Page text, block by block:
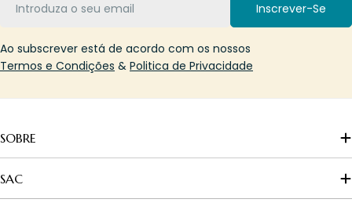
Inscrever-Se
Ao subscrever está de acordo com os nossos
Termos e Condições & Politica de Privacidade
SOBRE
SAC